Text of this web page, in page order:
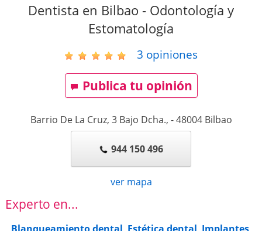
Dentista en Bilbao - Odontología y
Estomatología
3 opiniones
Publica tu opinión
Barrio De La Cruz, 3 Bajo Dcha., -48004 Bilbao
944 150 496
ver mapa
Experto en...
Blanqueamiento dental, Estética dental, Implantes